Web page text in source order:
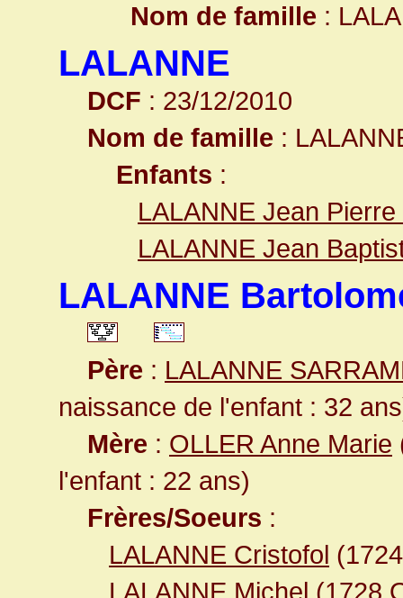
Nom de famille :
LALANNE
DCF : 23/12/2010
Nom de famille :
Enfants :
LALANNE Jean
LALANNE Jean
LALANNE
Père : LALANNE
naissance de l'enfant : 32
Mère : OLLER Anne Marie
l'enfant : 22 ans)
Frères/Soeurs :
LALANNE Cristofol
LALANNE Michel (1728